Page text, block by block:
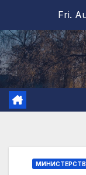
content
Fri.